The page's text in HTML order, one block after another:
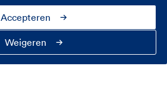
Cookie-instellingen
Accepteren
Weigeren